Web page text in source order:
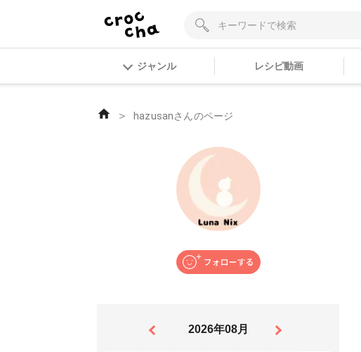
ジャンル レシピ動画
＞ hazusanさんのページ
2026年08月